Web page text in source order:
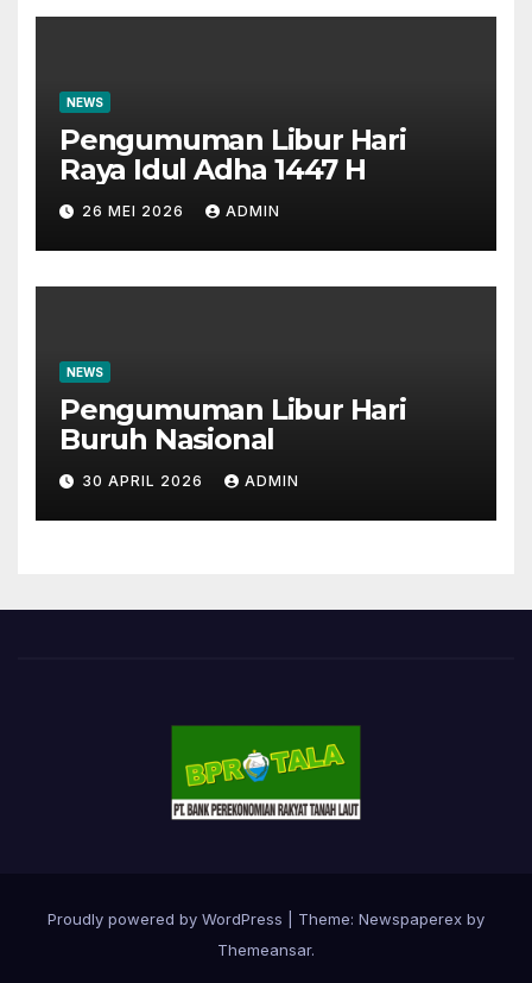
NEWS
Pengumuman Libur Hari
Raya Idul Adha 1447 H
26 MEI 2026 ADMIN
NEWS
Pengumuman Libur Hari
Buruh Nasional
30 APRIL 2026 ADMIN
Proudly powered by WordPress
Theme: Newspaperex by
Themeansar.